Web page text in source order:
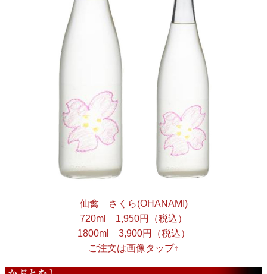
仙禽 さくら(OHANAMI)
720ml 1,950円（税込）
1800ml 3,900円（税込）
ご注文は画像タップ↑